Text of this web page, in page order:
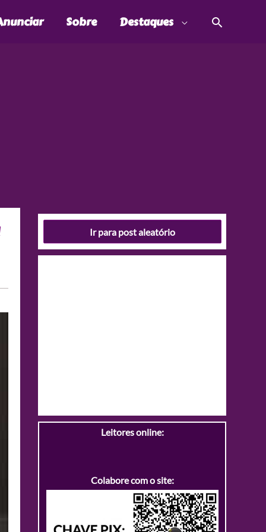
Sobre Destaques
Ir para post aleatório
Leitores online:
Colabore com o site: